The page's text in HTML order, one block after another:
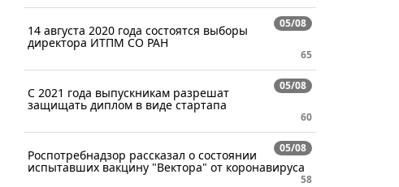
05/08
14 августа 2020 года состоятся выборы
директора ИТПМ СО РАН
65
05/08
С 2021 года выпускникам разрешат
защищать диплом в виде стартапа
60
05/08
Роспотребнадзор рассказал о состоянии
испытавших вакцину "Вектора" от коронавируса
58